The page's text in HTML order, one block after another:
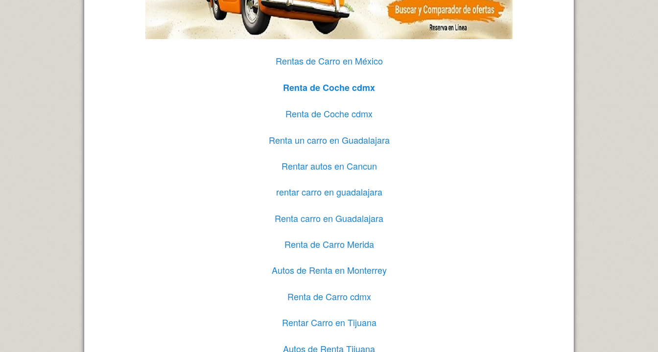
Rentas de Carro en México
Renta de Coche cdmx
Renta de Coche cdmx
Renta un carro en Guadalajara
Rentar autos en Cancun
rentar carro en guadalajara
Renta carro en Guadalajara
Renta de Carro Merida
Autos de Renta en Monterrey
Renta de Carro cdmx
Rentar Carro en Tijuana
Autos de Renta Tijuana